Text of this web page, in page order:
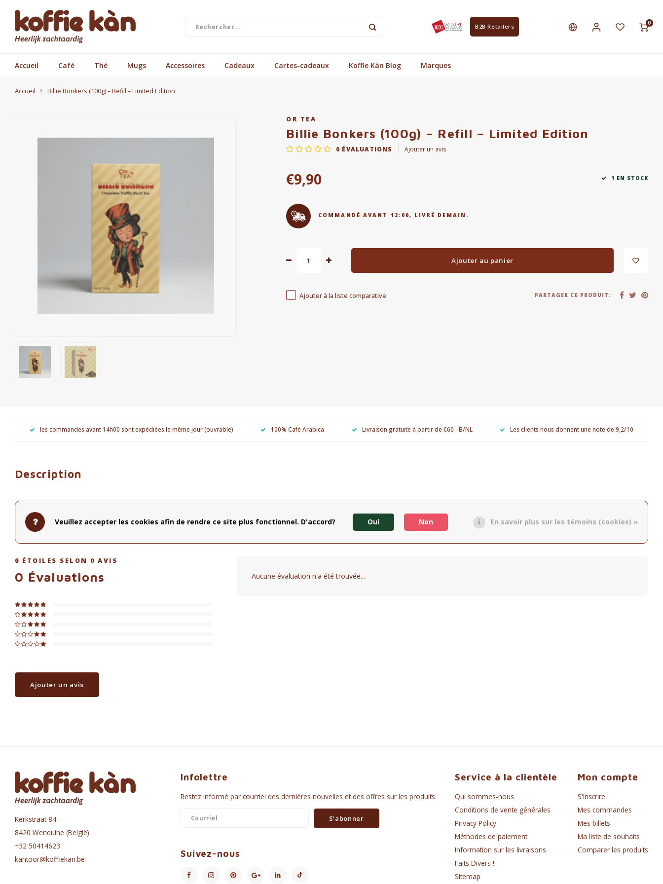
B2B Retailers
0
Accueil Café Thé Mugs Accessoires Cadeaux Cartes-cadeaux Koffie Kàn Blog Marques
Accueil Billie Bonkers (100g) – Refill – Limited Edition
OR TEA
Billie Bonkers (100g) – Refill – Limited Edition
0 ÉVALUATIONS Ajouter un avis
€9,90 1 EN STOCK
COMMANDÉ AVANT 12:00, LIVRÉ DEMAIN.
Ajouter au panier
Ajouter à la liste comparative PARTAGER CE PRODUIT:
les commandes avant 14h00 sont expédiées le même jour (ouvrable) 100% Café Arabica Livraison gratuite à partir de €60 - B/NL Les clients nous donnent une note de 9,2/10
Description
0 ÉTOILES SELON 0 AVIS
0 Évaluations
Ajouter un avis
Aucune évaluation n'a été trouvée...
Kerkstraat 84
8420 Wenduine (België)
+32 50414623
kantoor@koffiekan.be
Infolettre
Restez informé par courriel des dernières nouvelles et des offres sur les produits
S'abonner
Suivez-nous
Service à la clientèle
Qui sommes-nous
Conditions de vente générales
Privacy Policy
Méthodes de paiement
Information sur les livraisons
Faits Divers !
Sitemap
Mon compte
S'inscrire
Mes commandes
Mes billets
Ma liste de souhaits
Comparer les produits
Veuillez accepter les cookies afin de rendre ce site plus fonctionnel. D'accord? Oui Non En savoir plus sur les témoins (cookies) »